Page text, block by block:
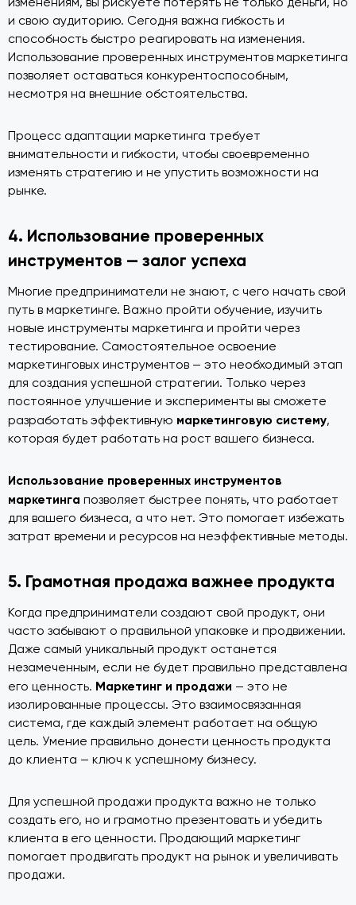
и свою аудиторию. Сегодня важна гибкость и
способность быстро реагировать на изменения.
Использование проверенных инструментов маркетинга
позволяет оставаться конкурентоспособным,
несмотря на внешние обстоятельства.
Процесс адаптации маркетинга требует
внимательности и гибкости, чтобы своевременно
изменять стратегию и не упустить возможности на
рынке.
4. Использование проверенных
инструментов — залог успеха
Многие предприниматели не знают, с чего начать свой
путь в маркетинге. Важно пройти обучение, изучить
новые инструменты маркетинга и пройти через
тестирование. Самостоятельное освоение
маркетинговых инструментов — это необходимый этап
для создания успешной стратегии. Только через
постоянное улучшение и эксперименты вы сможете
разработать эффективную маркетинговую систему,
которая будет работать на рост вашего бизнеса.
Использование проверенных инструментов
маркетинга позволяет быстрее понять, что работает
для вашего бизнеса, а что нет. Это помогает избежать
затрат времени и ресурсов на неэффективные методы.
5. Грамотная продажа важнее продукта
Когда предприниматели создают свой продукт, они
часто забывают о правильной упаковке и продвижении.
Даже самый уникальный продукт останется
незамеченным, если не будет правильно представлена
его ценность. Маркетинг и продажи — это не
изолированные процессы. Это взаимосвязанная
система, где каждый элемент работает на общую
цель. Умение правильно донести ценность продукта
до клиента — ключ к успешному бизнесу.
Для успешной продажи продукта важно не только
создать его, но и грамотно презентовать и убедить
клиента в его ценности. Продающий маркетинг
помогает продвигать продукт на рынок и увеличивать
продажи.